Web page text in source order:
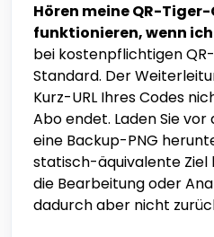
Hören meine QR-
funktionieren, wenn
bei kostenpflichtigen
Standard. Der
Kurz-URL Ihres Codes
Abo endet. Laden Sie
eine Backup-PNG
statisch-äquivalente
die Bearbeitung oder
dadurch aber nicht